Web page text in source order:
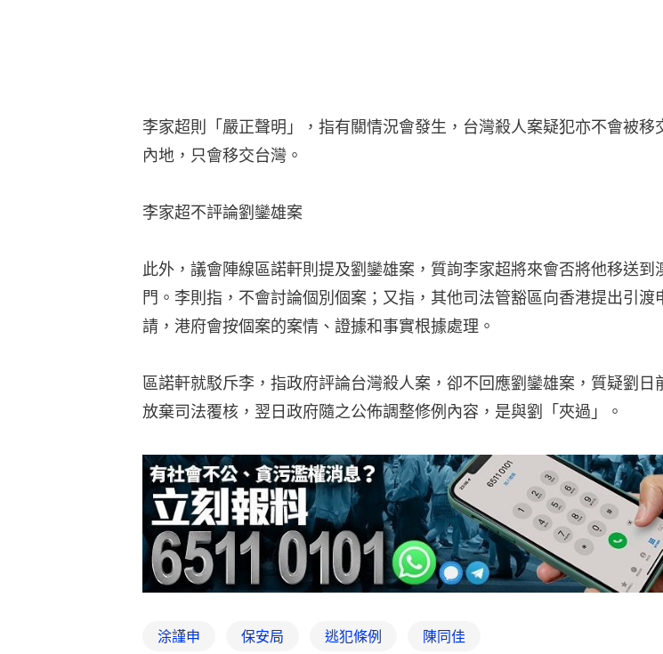
李家超則「嚴正聲明」，指有關情況會發生，台灣殺人案疑犯亦不會被移
內地，只會移交台灣。
李家超不評論劉鑾雄案
此外，議會陣線區諾軒則提及劉鑾雄案，質詢李家超將來會否將他移送到
門。李則指，不會討論個別個案；又指，其他司法管豁區向香港提出引渡
請，港府會按個案的案情、證據和事實根據處理。
區諾軒就駁斥李，指政府評論台灣殺人案，卻不回應劉鑾雄案，質疑劉日
放棄司法覆核，翌日政府隨之公佈調整修例內容，是與劉「夾過」。
涂謹申 保安局 逃犯條例 陳同佳